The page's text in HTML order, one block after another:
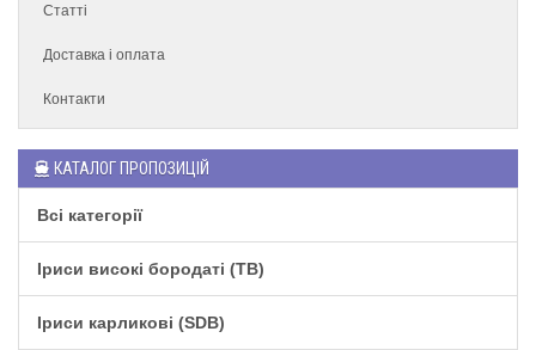
Статті
Доставка і оплата
Контакти
КАТАЛОГ ПРОПОЗИЦІЙ
Всі категорії
Іриси високі бородаті (TB)
Іриси карликові (SDB)